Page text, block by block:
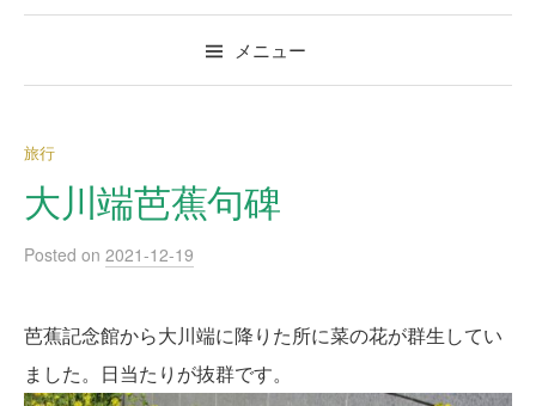
ス
ッ
メニュー
旅行
大川端芭蕉句碑
Posted on 2021-12-19
芭蕉記念館から大川端に降りた所に菜の花が群生してい
ました。日当たりが抜群です。